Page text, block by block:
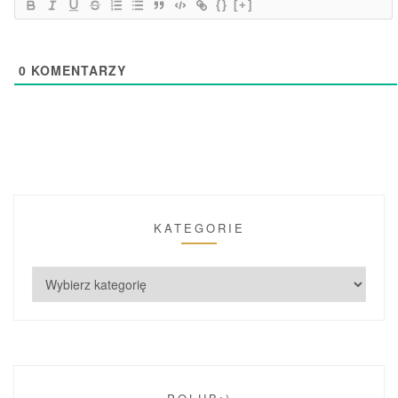
{} [+]
0 KOMENTARZY
KATEGORIE